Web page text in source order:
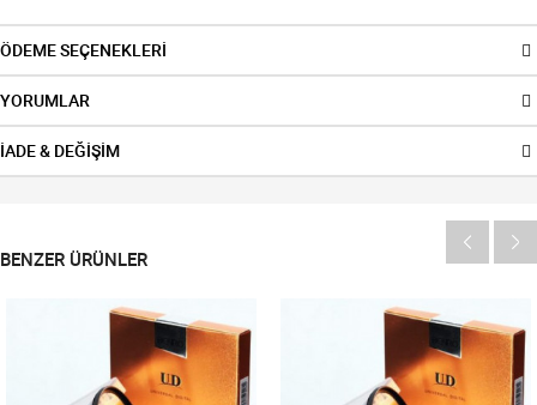
ÖDEME SEÇENEKLERİ
YORUMLAR
İADE & DEĞİŞİM
BENZER ÜRÜNLER